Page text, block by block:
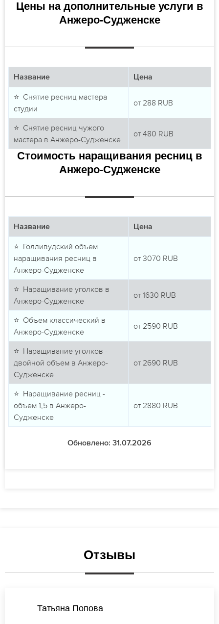
Цены на дополнительные услуги в
Анжеро-Судженске
Название Цена
⭐ Снятие ресниц мастера
студии
от 288 RUB
⭐ Снятие ресниц чужого
мастера в Анжеро-Судженске
от 480 RUB
Стоимость наращивания ресниц в
Анжеро-Судженске
Название Цена
⭐ Голливудский объем
наращивания ресниц в
Анжеро-Судженске
от 3070 RUB
⭐ Наращивание уголков в
Анжеро-Судженске
от 1630 RUB
⭐ Объем классический в
Анжеро-Судженске
от 2590 RUB
⭐ Наращивание уголков -
двойной объем в Анжеро-
Судженске
от 2690 RUB
⭐ Наращивание ресниц -
объем 1,5 в Анжеро-
Судженске
от 2880 RUB
Обновлено: 31.07.2026
Отзывы
Татьяна Кузнецова